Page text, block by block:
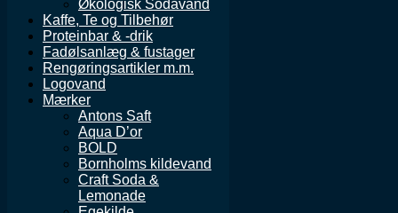
Økologisk Sodavand
Kaffe, Te og Tilbehør
Proteinbar & -drik
Fadølsanlæg & fustager
Rengøringsartikler m.m.
Logovand
Mærker
Antons Saft
Aqua D’or
BOLD
Bornholms kildevand
Craft Soda &
Lemonade